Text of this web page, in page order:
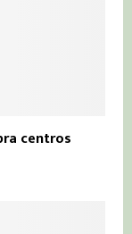
centros